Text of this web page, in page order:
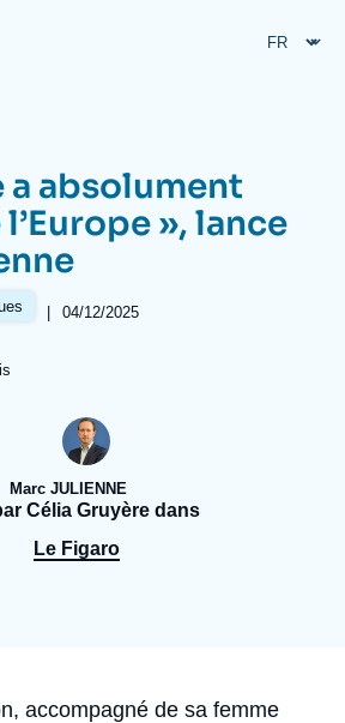
Se connecter
Proche-Orient
a absolument
», lance
| 04/12/2025
Marc JULIENNE
Célia Gruyère dans
Le Figaro
accompagné de sa femme